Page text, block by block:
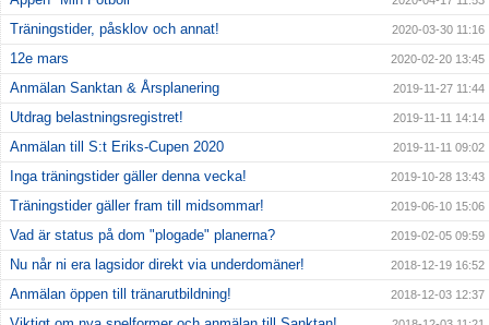
Träningstider, påsklov och annat! 2020-03-30 11:16
12e mars 2020-02-20 13:45
Anmälan Sanktan & Årsplanering 2019-11-27 11:44
Utdrag belastningsregistret! 2019-11-11 14:14
Anmälan till S:t Eriks-Cupen 2020 2019-11-11 09:02
Inga träningstider gäller denna vecka! 2019-10-28 13:43
Träningstider gäller fram till midsommar! 2019-06-10 15:06
Vad är status på dom "plogade" planerna? 2019-02-05 09:59
Nu når ni era lagsidor direkt via underdomäner! 2018-12-19 16:52
Anmälan öppen till tränarutbildning! 2018-12-03 12:37